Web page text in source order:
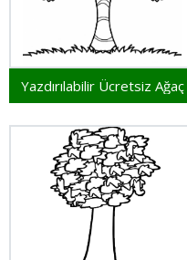
Yazdırılabilir Ücretsiz Ağaç